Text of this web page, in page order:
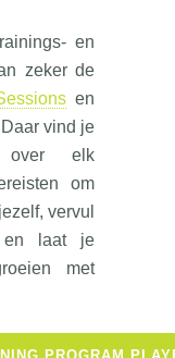
en
zeker de
en
vind je
over elk
om
vervul
en laat je
met